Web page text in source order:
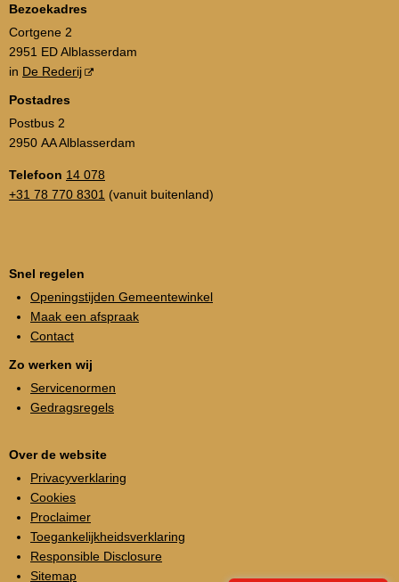
Bezoekadres
Cortgene 2
2951 ED Alblasserdam
in De Rederij
Postadres
Postbus 2
2950 AA Alblasserdam
Telefoon 14 078
+31 78 770 8301 (vanuit buitenland)
Snel regelen
Openingstijden Gemeentewinkel
Maak een afspraak
Contact
Zo werken wij
Servicenormen
Gedragsregels
Over de website
Privacyverklaring
Cookies
Proclaimer
Toegankelijkheidsverklaring
Responsible Disclosure
Sitemap